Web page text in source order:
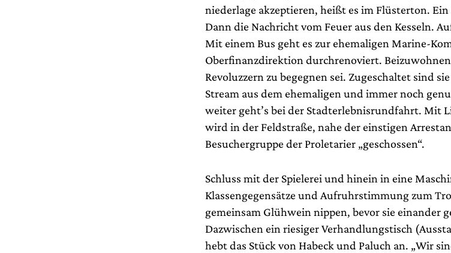
niederlage akzeptieren, heißt es im Flüsterton.
Dann die Nachricht vom Feuer aus den Kesseln.
Mit einem Bus geht es zur ehemaligen Marine-
Oberfinanzdirektion durchrenoviert.
Revoluzzern zu begegnen sei. Zugeschaltet sind
Stream aus dem ehemaligen und immer noch
weiter geht’s bei der Stadterlebnisrundfahrt. Mit
wird in der Feldstraße, nahe der einstigen
Besuchergruppe der Proletarier „geschossen“.
Schluss mit der Spielerei und hinein in eine
Klassengegensätze und Aufruhrstimmung zum
gemeinsam Glühwein nippen, bevor sie einander
Dazwischen ein riesiger Verhandlungstisch
hebt das Stück von Habeck und Paluch an. „Wir